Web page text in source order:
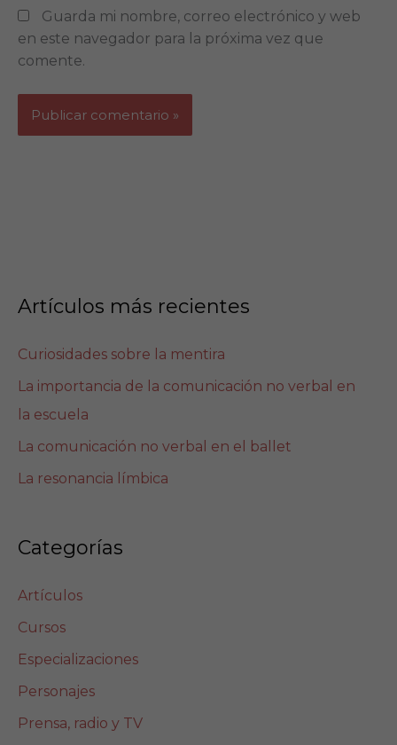
Guarda mi nombre, correo electrónico y web
en este navegador para la próxima vez que
comente.
Artículos más recientes
Curiosidades sobre la mentira
La importancia de la comunicación no verbal en
la escuela
La comunicación no verbal en el ballet
La resonancia límbica
Categorías
Artículos
Cursos
Especializaciones
Personajes
Prensa, radio y TV